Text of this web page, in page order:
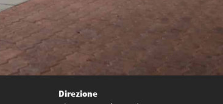
Direzione